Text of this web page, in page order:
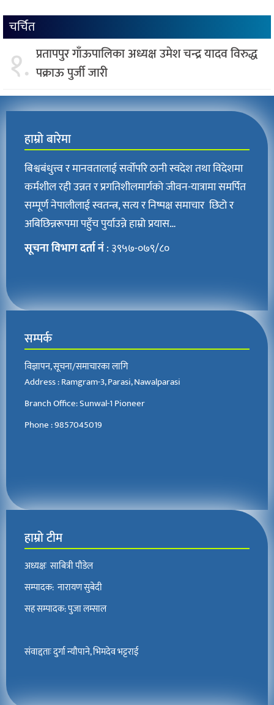
चर्चित
१. प्रतापपुर गाँऊपालिका अध्यक्ष उमेश चन्द्र यादव विरुद्ध
पक्राऊ पुर्जी जारी
हाम्रो बारेमा
बिश्वबंधुत्त्व र मानवतालाई सर्वोपरि ठानी स्वदेश तथा विदेशमा
कर्मशील रही उन्नत र प्रगतिशीलमार्गको जीवन-यात्रामा समर्पित
सम्पूर्ण नेपालीलाई स्वतन्त्र, सत्य र निष्पक्ष समाचार छिटो र
अबिछिन्नरूपमा पहुँच पुर्याउन्ने हाम्रो प्रयास…
सूचना विभाग दर्ता नं: ३९५७-०७९/८०
सम्पर्क
विज्ञापन, सूचना/समाचारका लागि
Address : Ramgram-3, Parasi, Nawalparasi
Branch Office: Sunwal-1 Pioneer
Phone : 9857045019
हाम्रो टीम
अध्यक्षः साबित्री पौडेल
सम्पादक: नारायण सुबेदी
सह सम्पादक: पुजा लम्साल
संवाद्दताः दुर्गा न्यौपाने, भिमदेव भट्टराई